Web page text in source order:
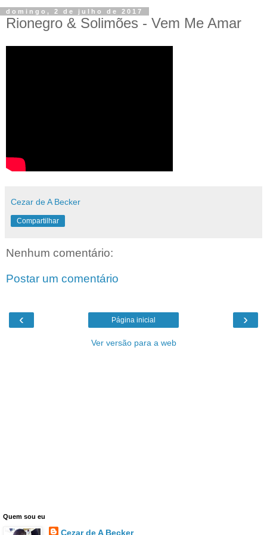
domingo, 2 de julho de 2017
Rionegro & Solimões - Vem Me Amar
Cezar de A Becker
Compartilhar
Nenhum comentário:
Postar um comentário
‹ ›
Página inicial
Ver versão para a web
Quem sou eu
Cezar de A Becker